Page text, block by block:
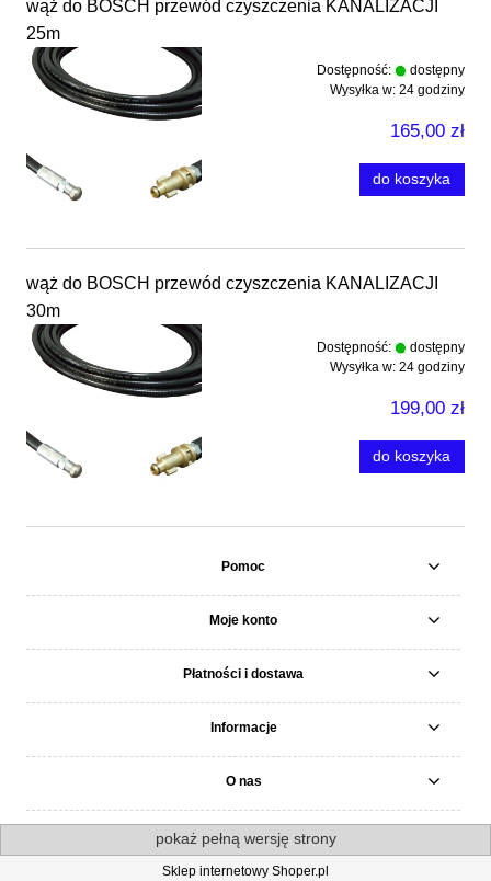
wąż do BOSCH przewód czyszczenia KANALIZACJI
25m
Dostępność:
dostępny
Wysyłka w: 24 godziny
165,00 zł
do koszyka
wąż do BOSCH przewód czyszczenia KANALIZACJI
30m
Dostępność:
dostępny
Wysyłka w: 24 godziny
199,00 zł
do koszyka
Pomoc
Moje konto
Płatności i dostawa
Informacje
O nas
pokaż pełną wersję strony
Sklep internetowy Shoper.pl